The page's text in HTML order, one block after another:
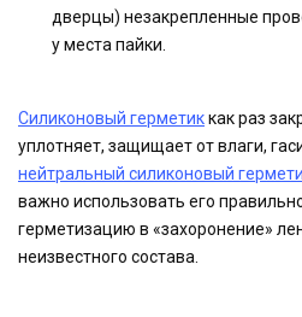
дверцы) незакрепленные
у места пайки.
Силиконовый герметиккак раз
уплотняет, защищает от влаги,
нейтральный силиконовый
важно использовать его
герметизацию в «захоронение»
неизвестного состава.